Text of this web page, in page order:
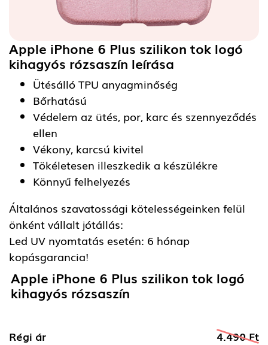
Apple iPhone 6 Plus szilikon tok logó
kihagyós rózsaszín leírása
Ütésálló TPU anyagminőség
Bőrhatású
Védelem az ütés, por, karc és szennyeződés
ellen
Vékony, karcsú kivitel
Tökéletesen illeszkedik a készülékre
Könnyű felhelyezés
Általános szavatossági kötelességeinken felül
önként vállalt jótállás:
Led UV nyomtatás esetén: 6 hónap
kopásgarancia!
Apple iPhone 6 Plus szilikon tok logó
kihagyós rózsaszín
Régi ár
4.490 Ft